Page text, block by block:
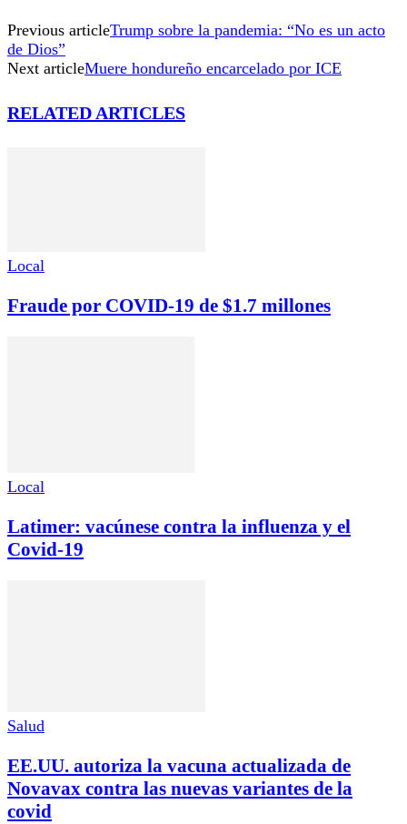
Previous articleTrump sobre la pandemia: “No es un acto
de Dios”
Next articleMuere hondureño encarcelado por ICE
RELATED ARTICLES
Local
Fraude por COVID-19 de $1.7 millones
Local
Latimer: vacúnese contra la influenza y el
Covid-19
Salud
EE.UU. autoriza la vacuna actualizada de
Novavax contra las nuevas variantes de la
covid